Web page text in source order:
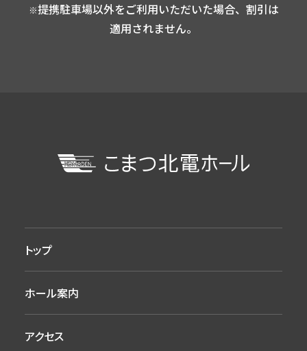
※提携駐車場以外をご利用いただいた場合、割引は
適用されません。
トップ
ホール案内
アクセス